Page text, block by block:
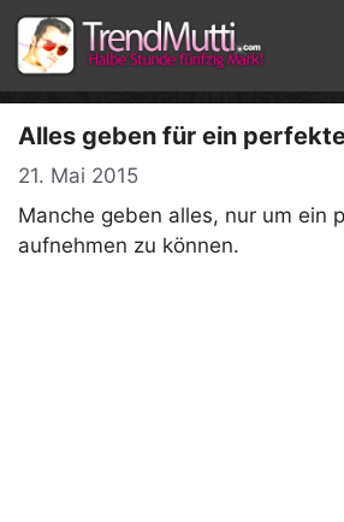
Zum
Inhalt
springen
Alles geben für ein
21. Mai 2015
Manche geben alles, nur um ein
aufnehmen zu können.